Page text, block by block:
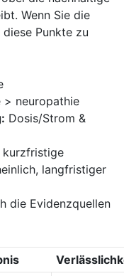
Wenn Sie die
Punkte zu
> neuropathie
Dosis/Strom &
kurzfristige
langfristiger
die Evidenzquellen